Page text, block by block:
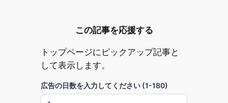
この記事を応援する
トップページにピックアップ記事と
して表示します。
広告の日数を入力してください (1-180)